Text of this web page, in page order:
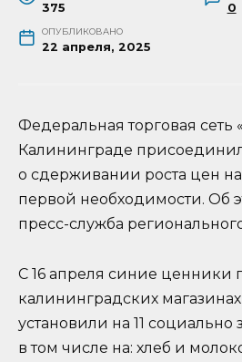
375 0
ОПУБЛИКОВАНО
22 апреля, 2025
Федеральная торговая сеть
Калининграде
о сдерживании роста цен
первой необходимости. Об
пресс-служба
С 16 апреля синие ценники
калининградских
установили на 11 социально
в том числе на: хлеб и